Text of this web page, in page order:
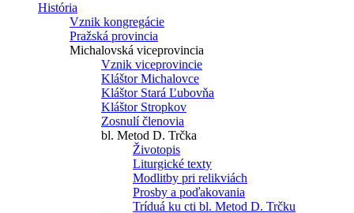
História
Vznik kongregácie
Pražská provincia
Michalovská viceprovincia
Vznik viceprovincie
Kláštor Michalovce
Kláštor Stará Ľubovňa
Kláštor Stropkov
Zosnulí členovia
bl. Metod D. Trčka
Životopis
Liturgické texty
Modlitby pri relikviách
Prosby a poďakovania
Tríduá ku cti bl. Metod D. Trčku